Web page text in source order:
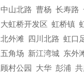
中山北路 曹杨 长寿路
大虹桥开发区 虹桥镇
北外滩 四川北路 虹口
五角场 新江湾城 东外
顾村公园 大华 彭浦